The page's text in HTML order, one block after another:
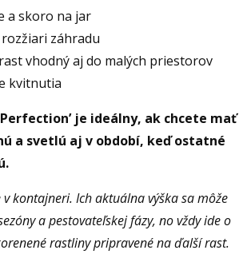
a skoro na jar
záhradu
vhodný aj do malých priestorov
kvitnutia
Perfection’ je ideálny, ak chcete mať
a svetlú aj v období, keď ostatné
kontajneri. Ich aktuálna výška sa môže
a pestovateľskej fázy, no vždy ide o
rastliny pripravené na ďalší rast.